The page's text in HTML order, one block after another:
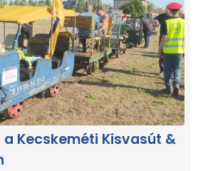
a Kecskeméti Kisvasút &